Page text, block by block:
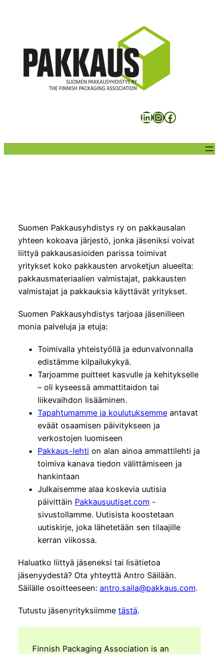
LinkedIn
Instagram
Facebook
Suomen Pakkausyhdistys ry on pakkausalan
yhteen kokoava järjestö, jonka jäseniksi voivat
liittyä pakkausasioiden parissa toimivat
yritykset koko pakkausten arvoketjun alueelta:
pakkausmateriaalien valmistajat, pakkausten
valmistajat ja pakkauksia käyttävät yritykset.
Suomen Pakkausyhdistys tarjoaa jäsenilleen
monia palveluja ja etuja:
Toimivalla yhteistyöllä ja edunvalvonnalla
edistämme kilpailukykyä.
Tarjoamme puitteet kasvulle ja kehitykselle
– oli kyseessä ammattitaidon tai
liikevaihdon lisääminen.
Tapahtumamme ja koulutuksemmeantavat
eväät osaamisen päivitykseen ja
verkostojen luomiseen
Pakkaus-lehti on alan ainoa ammattilehti ja
toimiva kanava tiedon välittämiseen ja
hankintaan
Julkaisemme alaa koskevia uutisia
päivittäin Pakkausuutiset.com -
sivustollamme. Uutisista koostetaan
uutiskirje, joka lähetetään sen tilaajille
kerran viikossa.
Haluatko liittyä jäseneksi tai lisätietoa
jäsenyydestä? Ota yhteyttä Antro Säilään.
Säilälle osoitteeseen: antro.saila@pakkaus.com.
Tutustu jäsenyrityksiimme tästä.
Finnish Packaging Association is an